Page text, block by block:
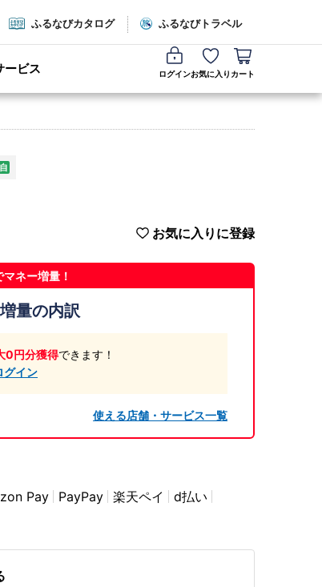
ふるなびカタログ ふるなびトラベル
ービス ログインお気に入り カート
自
お気に入りに登録
ネー増量！
増量の内訳
0円分獲得できます！
グイン
使える店舗・サービス一覧
Pay PayPay 楽天ペイ
d払い